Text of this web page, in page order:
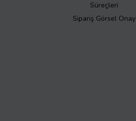
Süreçleri
Sipariş Görsel Onay